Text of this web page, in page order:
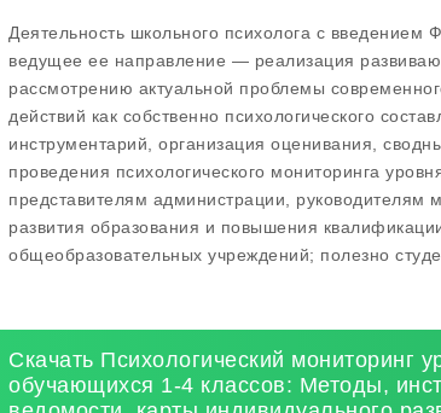
Деятельность школьного психолога с
ведущее ее направление — реализация
рассмотрению актуальной проблемы
действий как собственно психологического
инструментарий, организация оценивания,
проведения психологического мониторинга
представителям администрации, руководителям
развития образования и повышения
общеобразовательных учреждений; полезно
Скачать Психологический мониторинг
обучающихся 1-4 классов: Методы,